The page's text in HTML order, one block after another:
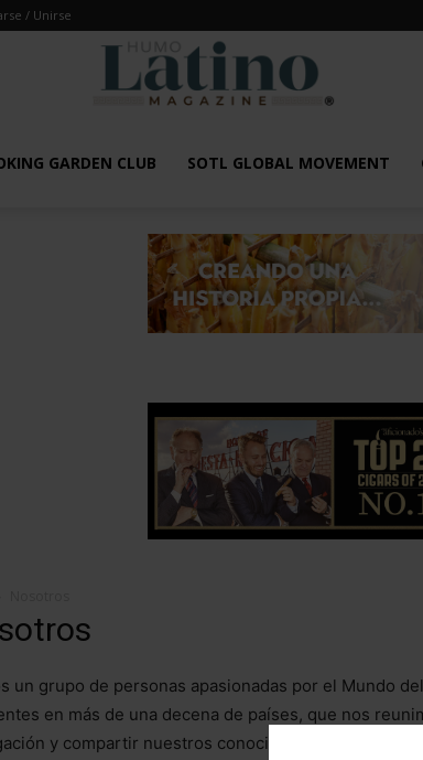
/ Unirse
GARDEN CLUB SOTL GLOBAL MOVEMENT
un grupo de personas apasionadas por el Mundo
en más de una decena de países, que nos
y compartir nuestros conocimientos y